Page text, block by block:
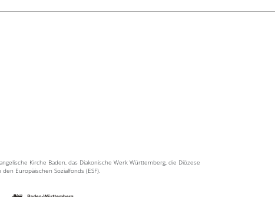
Kirche Baden, das Diakonische Werk Württemberg, die Diözese
Europäischen Sozialfonds (ESF).